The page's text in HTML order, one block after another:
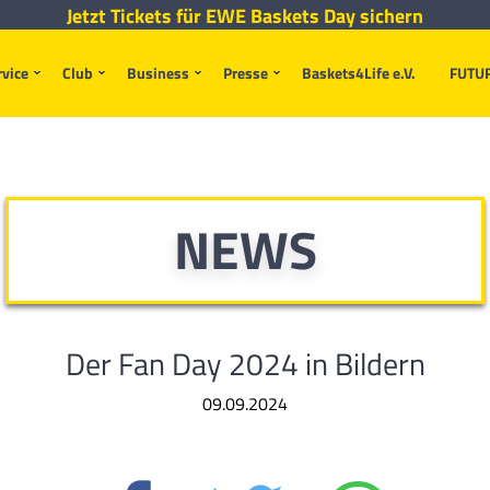
Club Business Presse Baskets4Life e.V.
Jetzt Tickets für EWE Baskets Day sichern
NEWS
Der Fan Day 2024 in Bildern
09.09.2024